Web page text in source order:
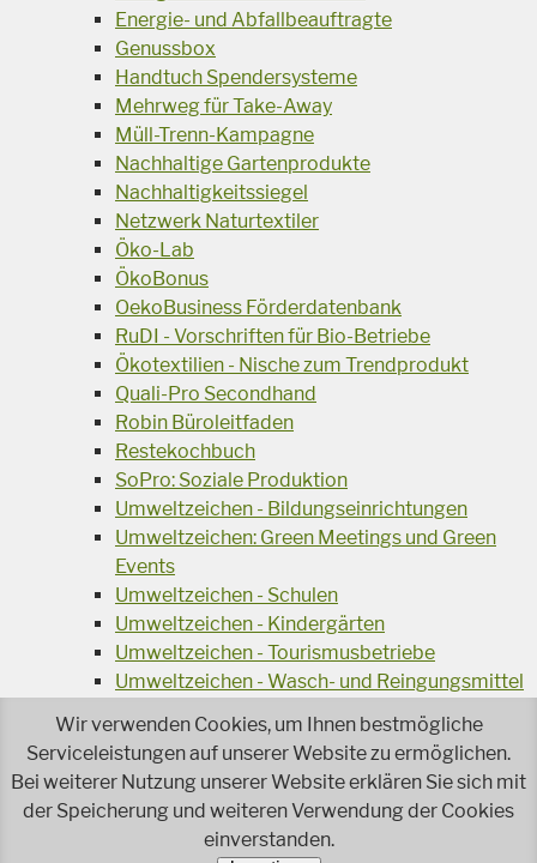
Energie- und Abfallbeauftragte
Genussbox
Handtuch Spendersysteme
Mehrweg für Take-Away
Müll-Trenn-Kampagne
Nachhaltige Gartenprodukte
Nachhaltigkeitssiegel
Netzwerk Naturtextiler
Öko-Lab
ÖkoBonus
OekoBusiness Förderdatenbank
RuDI - Vorschriften für Bio-Betriebe
Ökotextilien - Nische zum Trendprodukt
Quali-Pro Secondhand
Robin Büroleitfaden
Restekochbuch
SoPro: Soziale Produktion
Umweltzeichen - Bildungseinrichtungen
Umweltzeichen: Green Meetings und Green
Events
Umweltzeichen - Schulen
Umweltzeichen - Kindergärten
Umweltzeichen - Tourismusbetriebe
Umweltzeichen - Wasch- und Reingungsmittel
Veranstaltungsreihe Ressourcen-Effizienz
Wiederverwendung von Elektroaltgeräten
Wasser - das Businessgetränk
Wohnprojekt Parcours
Jetzt faire und ökologische Mode kaufen!
Wir verwenden Cookies, um Ihnen bestmögliche
Serviceleistungen auf unserer Website zu ermöglichen.
Bei weiterer Nutzung unserer Website erklären Sie sich mit
der Speicherung und weiteren Verwendung der Cookies
einverstanden.